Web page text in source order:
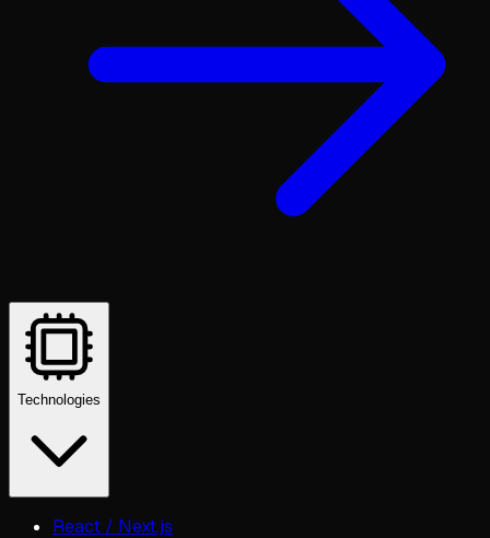
Technologies
React / Next.js